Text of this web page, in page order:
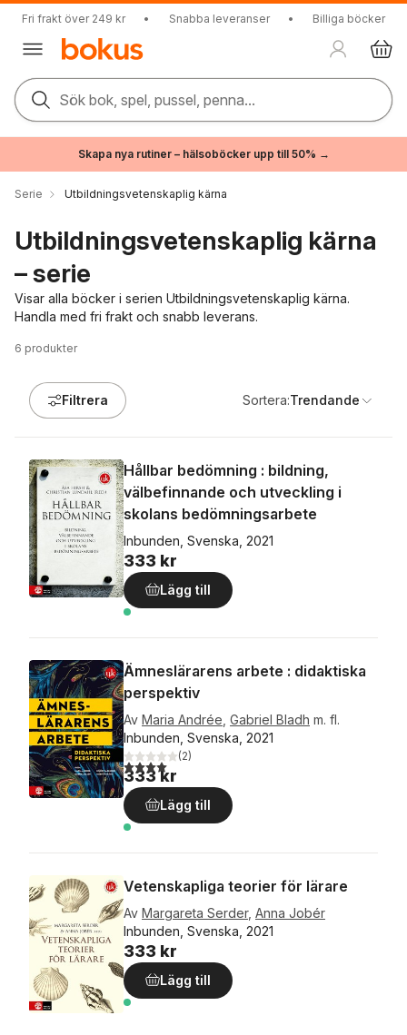
Fri frakt över 249 kr • Snabba leveranser • Billiga böcker
Sök bok, spel, pussel, penna...
Skapa nya rutiner – hälsoböcker upp till 50% →
Serie Utbildningsvetenskaplig kärna
Utbildningsvetenskaplig kärna
– serie
Visar alla böcker i serien Utbildningsvetenskaplig kärna.
Handla med fri frakt och snabb leverans.
6 produkter
Filtrera Sortera:Trendande
Hållbar bedömning : bildning,
välbefinnande och utveckling i
skolans bedömningsarbete
Inbunden, Svenska, 2021
333 kr
Lägg till
Ämneslärarens arbete : didaktiska
perspektiv
Av Maria Andrée Gabriel Bladh m. fl.
Inbunden, Svenska, 2021
4,0utav 5 stjärnor. Totalt antal röster:
(2)
333 kr
Lägg till
Vetenskapliga teorier för lärare
Av Margareta Serder, Anna Jobér
Inbunden, Svenska, 2021
333 kr
Lägg till